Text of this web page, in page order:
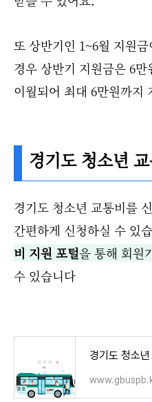
또 상반기인 1~6월 지원
경우 상반기 지원금은 6
이월되어 최대 6만원까지
경기도 청소년
경기도 청소년 교통비를
간편하게 신청하실 수 있
비 지원 포털을 통해 회원
수 있습니다
경기도 청소